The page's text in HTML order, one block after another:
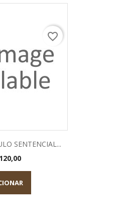
SENTENCIAL...
favorite_border